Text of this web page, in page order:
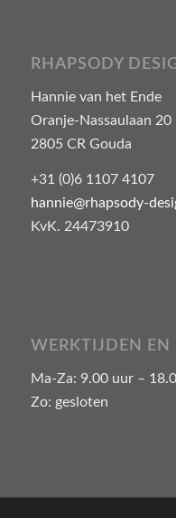
RHAPSODY
Hannie van het Ende
Oranje-Nassaulaan 20
2805 CR Gouda
+31 (0)6 1107 4107
hannie@rhapsody-
KvK. 24473910
WERKTIJDEN EN
Ma-Za: 9.00 uur –
Zo: gesloten